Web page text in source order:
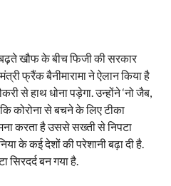
खौफ के बीच फिजी की सरकार
फ्रैंक बैनीमारामा ने ऐलान किया है
से हाथ धोना पड़ेगा. उन्होंने ‘नो जैब,
कि कोरोना से बचने के लिए टीका
करता है उससे सख्ती से निपटा
के कई देशों की परेशानी बढ़ा दी है.
सिरदर्द बन गया है.